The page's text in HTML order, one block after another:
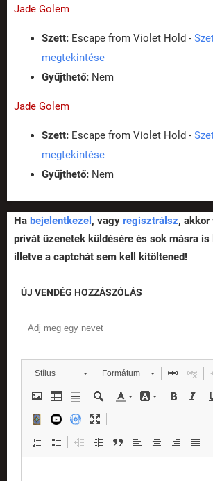
Jade Golem
Szett: Escape from Violet Hold -
megtekintése
Gyűjthető: Nem
Jade Golem
Szett: Escape from Violet Hold -
megtekintése
Gyűjthető: Nem
Ha bejelentkezel , vagy regisztrálsz, akkor
privát üzenetek küldésére és sok másra is
illetve a captchát sem kell kitöltened!
ÚJ VENDÉG HOZZÁSZÓLÁS
Stílus Formátum